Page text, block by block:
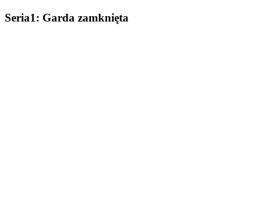
Seria1: Garda zamknięta